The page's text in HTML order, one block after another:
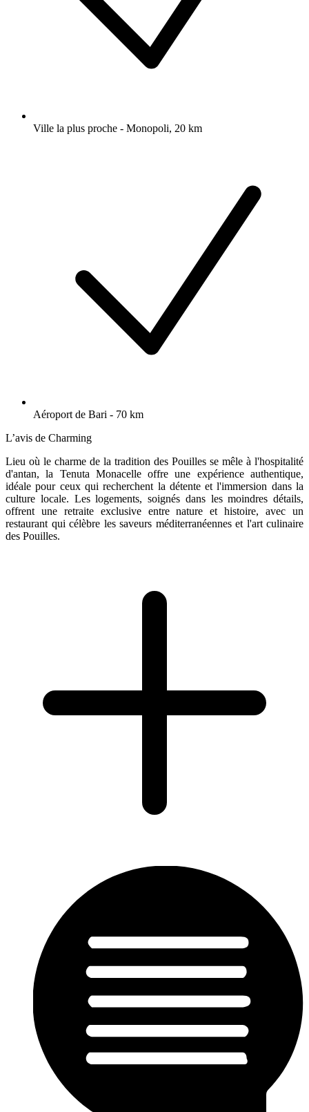
Ville la plus proche - Monopoli, 20 km
Aéroport de Bari - 70 km
L’avis de Charming
Lieu où le charme de la tradition des Pouilles se mêle à l'hospitalité
d'antan, la Tenuta Monacelle offre une expérience authentique,
idéale pour ceux qui recherchent la détente et l'immersion dans la
culture locale. Les logements, soignés dans les moindres détails,
offrent une retraite exclusive entre nature et histoire, avec un
restaurant qui célèbre les saveurs méditerranéennes et l'art culinaire
des Pouilles.